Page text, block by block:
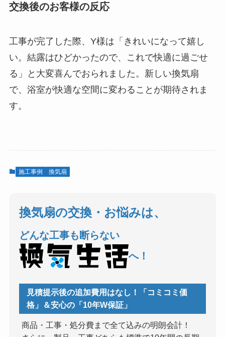
交換後のお客様の反応
工事が完了した際、Y様は「きれいになって嬉し
い。結露はひどかったので、これで快適に過ごせ
る」と大変喜んでおられました。新しい換気扇
で、浴室が快適な空間に変わることが期待されま
す。
施工事例 換気扇
換気扇の交換・お悩みは、
どんな工事も断らない
へ！
見積提示後の追加費用はなし！「コミコミ価
格」＆安心の「10年W保証」
商品・工事・処分費まで全て込みの明朗会計！